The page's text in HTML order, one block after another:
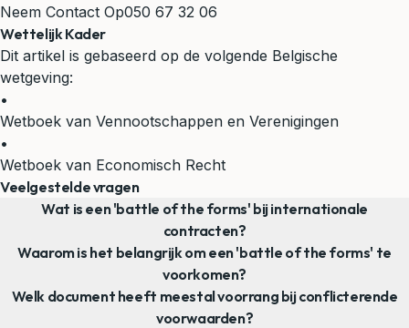
Neem Contact Op050 67 32 06
Wettelijk Kader
Dit artikel is gebaseerd op de volgende Belgische
wetgeving:
•
Wetboek van Vennootschappen en Verenigingen
•
Wetboek van Economisch Recht
Veelgestelde vragen
Wat is een 'battle of the forms' bij internationale
contracten?
Waarom is het belangrijk om een 'battle of the forms' te
voorkomen?
Welk document heeft meestal voorrang bij conflicterende
voorwaarden?